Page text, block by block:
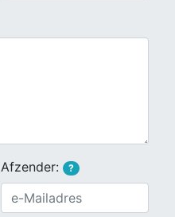
Afzender: ?